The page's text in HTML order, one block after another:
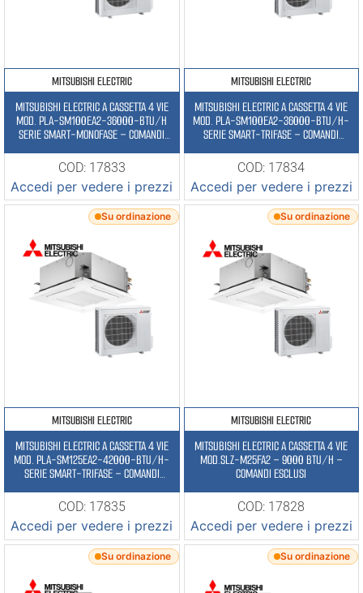
MITSUBISHI ELECTRIC
MITSUBISHI ELECTRIC A CASSETTA 4 VIE
MOD. PLA-SM100EA2-36000-BTU/H
SERIE SMART-MONOFASE – COMANDI
COD: 17833
Accedi per vedere i prezzi
MITSUBISHI ELECTRIC
MITSUBISHI ELECTRIC A CASSETTA 4 VIE
MOD. PLA-SM100EA2-36000-BTU/H-
SERIE SMART-TRIFASE – COMANDI
COD: 17834
Accedi per vedere i prezzi
Su ordinazione
MITSUBISHI ELECTRIC
MITSUBISHI ELECTRIC A CASSETTA 4 VIE
MOD. PLA-SM125EA2-42000-BTU/H-
SERIE SMART-TRIFASE – COMANDI
COD: 17835
Accedi per vedere i prezzi
Su ordinazione
MITSUBISHI ELECTRIC
MITSUBISHI ELECTRIC A CASSETTA 4 VIE
MOD.SLZ-M25FA2 – 9000 BTU/H –
COMANDI ESCLUSI
COD: 17828
Accedi per vedere i prezzi
Su ordinazione Su ordinazione